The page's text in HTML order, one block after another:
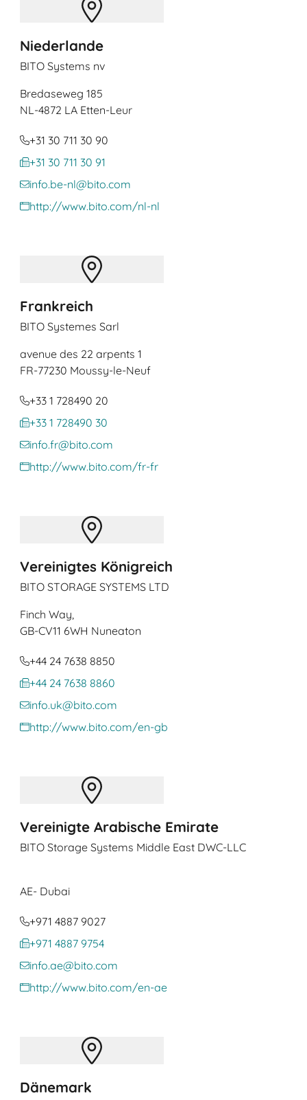
Niederlande
BITO Systems nv
Bredaseweg 185
NL-4872 LA Etten-Leur
+31 30 711 30 90
+31 30 711 30 91
info.be-nl@bito.com
http://www.bito.com/nl-nl
Frankreich
BITO Systemes Sarl
avenue des 22 arpents 1
FR-77230 Moussy-le-Neuf
+33 1 728490 20
+33 1 728490 30
info.fr@bito.com
http://www.bito.com/fr-fr
Vereinigtes Königreich
BITO STORAGE SYSTEMS LTD
Finch Way,
GB-CV11 6WH Nuneaton
+44 24 7638 8850
+44 24 7638 8860
info.uk@bito.com
http://www.bito.com/en-gb
Vereinigte Arabische Emirate
BITO Storage Systems Middle East DWC-LLC
AE- Dubai
+971 4887 9027
+971 4887 9754
info.ae@bito.com
http://www.bito.com/en-ae
Dänemark